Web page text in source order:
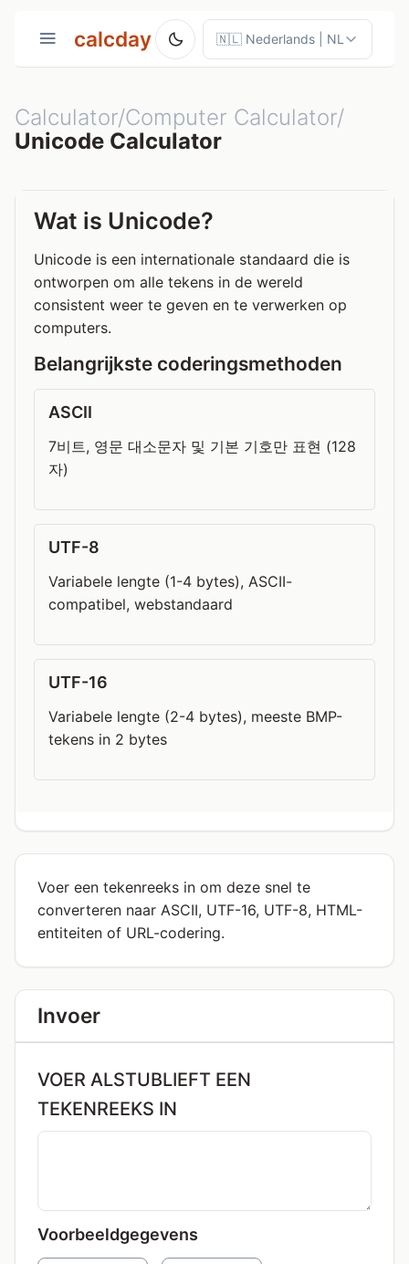
calcday
Calculator/Computer Calculator/
Unicode Calculator
Wat is Unicode?
Unicode is een internationale standaard die is
ontworpen om alle tekens in de wereld
consistent weer te geven en te verwerken op
computers.
Belangrijkste coderingsmethoden
ASCII
7비트, 영문 대소문자 및 기본 기호만 표현 (128
자)
UTF-8
Variabele lengte (1-4 bytes), ASCII-
compatibel, webstandaard
UTF-16
Variabele lengte (2-4 bytes), meeste BMP-
tekens in 2 bytes
Voer een tekenreeks in om deze snel te
converteren naar ASCII, UTF-16, UTF-8, HTML-
entiteiten of URL-codering.
Invoer
VOER ALSTUBLIEFT EEN
TEKENREEKS IN
Voorbeeldgegevens